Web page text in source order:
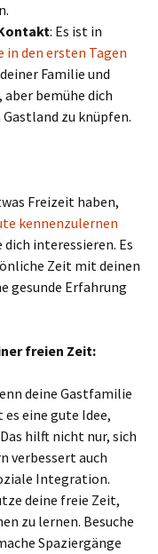
: Es ist in
in den ersten Tagen
Familie und
bemühe dich
zu knüpfen.
Freizeit haben,
kennenzulernen
interessieren. Es
Zeit mit deinen
gesunde Erfahrung
freien Zeit:
deine Gastfamilie
eine gute Idee,
hilft nicht nur, sich
verbessert auch
Integration.
deine freie Zeit,
zu lernen. Besuche
Spaziergänge